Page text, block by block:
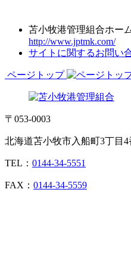
苫小牧港管理組合ホー
http://www.jptmk.com/
サイトに関するお問い
ページトップ
〒053-0003
北海道苫小牧市入船町3丁目
TEL： 0144-34-5551
FAX： 0144-34-5559